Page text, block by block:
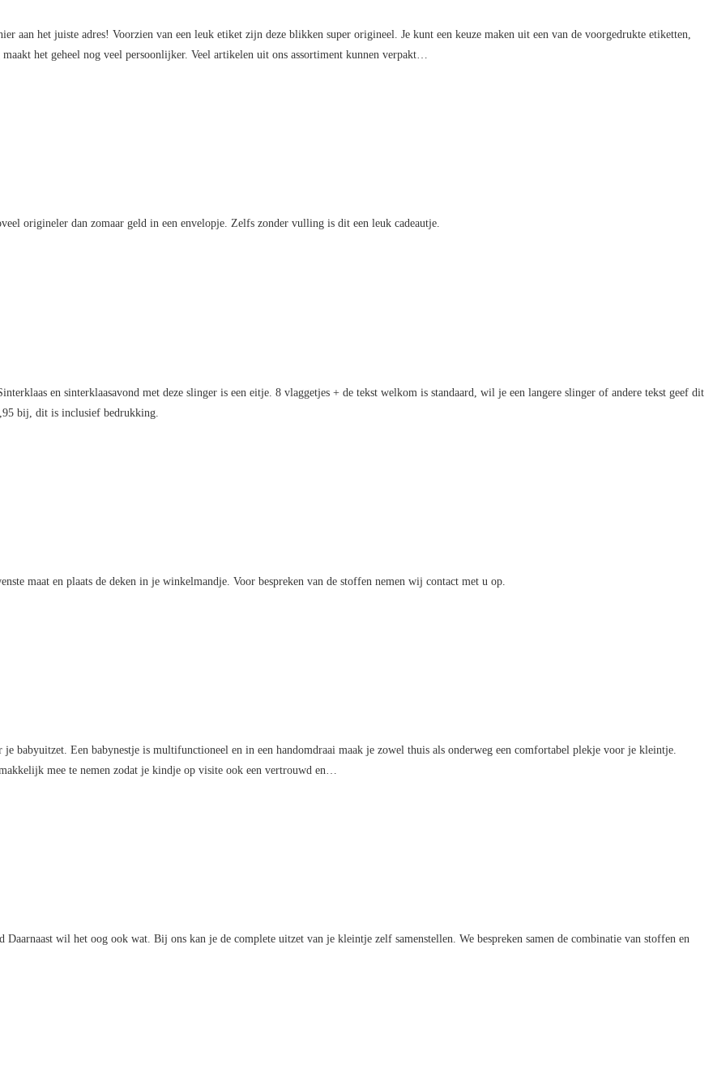
aan het juiste adres! Voorzien van een leuk etiket zijn deze blikken super origineel. Je kunt een keuze maken uit een van de voorgedrukte etiketten,
het geheel nog veel persoonlijker. Veel artikelen uit ons assortiment kunnen verpakt…
origineler dan zomaar geld in een envelopje. Zelfs zonder vulling is dit een leuk cadeautje.
en sinterklaasavond met deze slinger is een eitje. 8 vlaggetjes + de tekst welkom is standaard, wil je een langere slinger of andere tekst geef dit
bij, dit is inclusief bedrukking.
maat en plaats de deken in je winkelmandje. Voor bespreken van de stoffen nemen wij contact met u op.
babyuitzet. Een babynestje is multifunctioneel en in een handomdraai maak je zowel thuis als onderweg een comfortabel plekje voor je kleintje.
mee te nemen zodat je kindje op visite ook een vertrouwd en…
wil het oog ook wat. Bij ons kan je de complete uitzet van je kleintje zelf samenstellen. We bespreken samen de combinatie van stoffen en